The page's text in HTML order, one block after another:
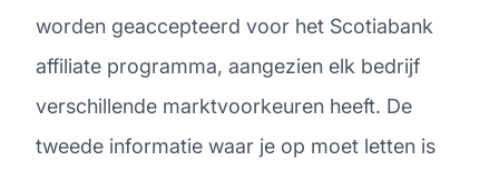
worden geaccepteerd voor het Scotiabank
affiliate programma, aangezien elk bedrijf
verschillende marktvoorkeuren heeft. De
tweede informatie waar je op moet letten is